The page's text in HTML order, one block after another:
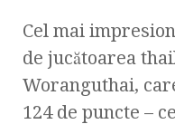
Cel mai
de jucătoarea
Woranguthai,
124 de puncte –